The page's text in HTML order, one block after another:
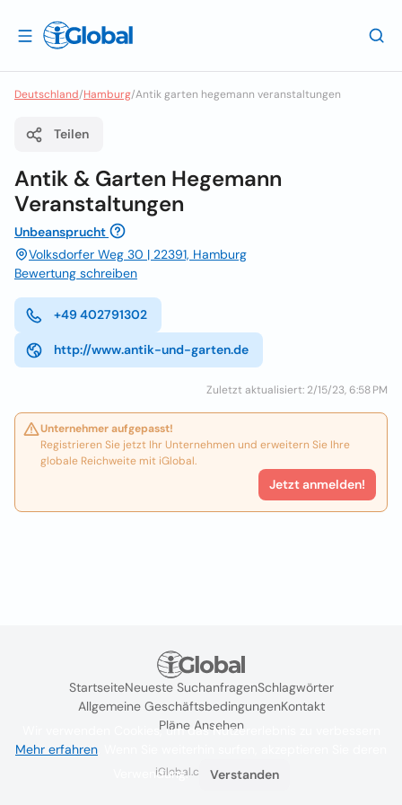
Deutschland/Hamburg/Antik garten hegemann veranstaltungen
Teilen
Antik & Garten Hegemann
Veranstaltungen
Unbeansprucht
Volksdorfer Weg 30 | 22391, Hamburg
Bewertung schreiben
+49 402791302
http://www.antik-und-garten.de
Zuletzt aktualisiert: 2/15/23, 6:58 PM
Unternehmer aufgepasst!
Registrieren Sie jetzt Ihr Unternehmen und erweitern Sie Ihre
globale Reichweite mit iGlobal.
Jetzt anmelden!
StartseiteNeueste SuchanfragenSchlagwörter
Allgemeine GeschäftsbedingungenKontakt
Pläne Ansehen
iGlobal.co @ 2024
Wir verwenden Cookies, um das Nutzererlebnis zu verbessern
Mehr erfahren
Verwendung.
Verstanden